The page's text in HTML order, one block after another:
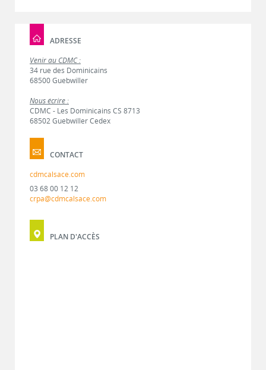
ADRESSE
Venir au CDMC :
34 rue des Dominicains
68500 Guebwiller
Nous écrire :
CDMC - Les Dominicains CS 8713
68502 Guebwiller Cedex
CONTACT
cdmcalsace.com
03 68 00 12 12
crpa@cdmcalsace.com
PLAN D'ACCÈS